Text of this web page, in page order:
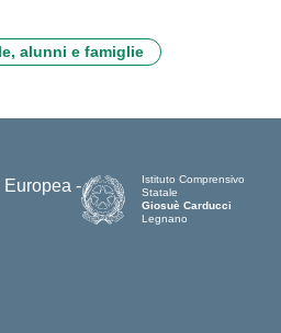
alunni e famiglie
Istituto Comprensivo
Statale
Giosuè Carducci
Legnano